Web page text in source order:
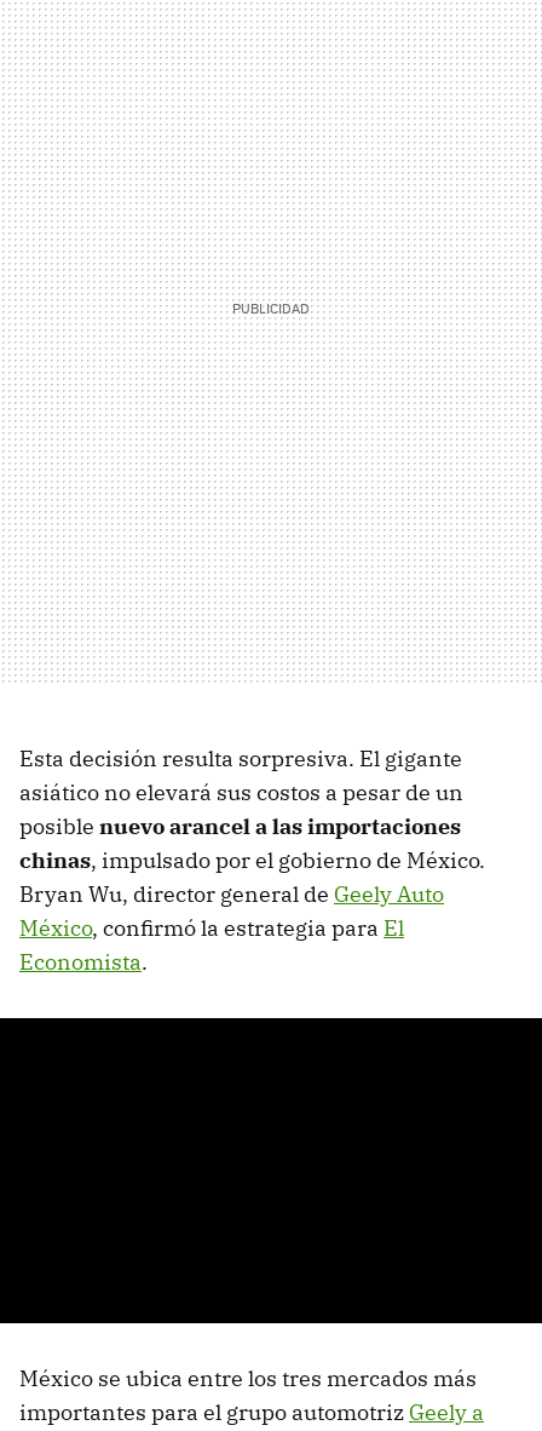
Esta decisión resulta sorpresiva. El gigante
asiático no elevará sus costos a pesar de un
posible nuevo arancel a las importaciones
chinas, impulsado por el gobierno de México.
Bryan Wu, director general de Geely Auto
México, confirmó la estrategia para El
Economista.
México se ubica entre los tres mercados más
importantes para el grupo automotriz Geely a